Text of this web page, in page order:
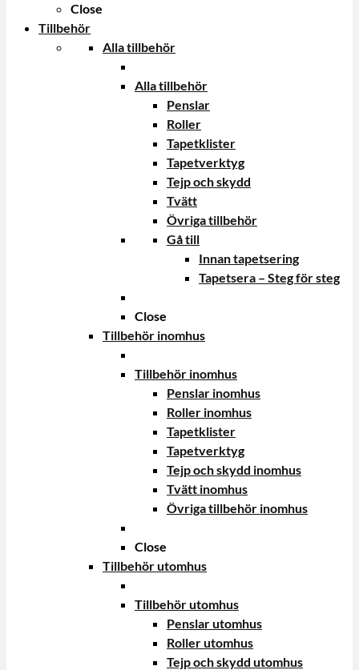
Close
Tillbehör
Alla tillbehör
Alla tillbehör
Penslar
Roller
Tapetklister
Tapetverktyg
Tejp och skydd
Tvätt
Övriga tillbehör
Gå till
Innan tapetsering
Tapetsera – Steg för steg
Close
Tillbehör inomhus
Tillbehör inomhus
Penslar inomhus
Roller inomhus
Tapetklister
Tapetverktyg
Tejp och skydd inomhus
Tvätt inomhus
Övriga tillbehör inomhus
Close
Tillbehör utomhus
Tillbehör utomhus
Penslar utomhus
Roller utomhus
Tejp och skydd utomhus